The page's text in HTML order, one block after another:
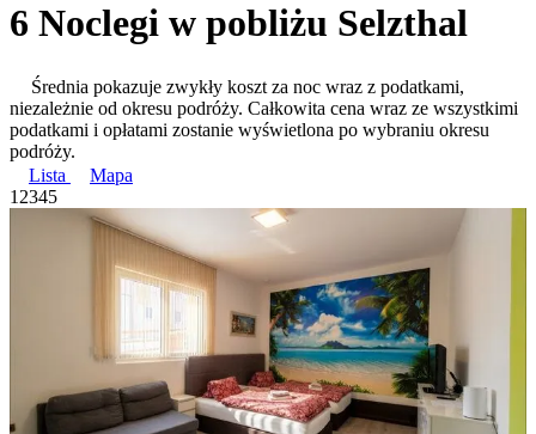
6 Noclegi w pobliżu Selzthal
Średnia pokazuje zwykły koszt za noc wraz z podatkami,
niezależnie od okresu podróży. Całkowita cena wraz ze wszystkimi
podatkami i opłatami zostanie wyświetlona po wybraniu okresu
podróży.
Lista
Mapa
1 2345